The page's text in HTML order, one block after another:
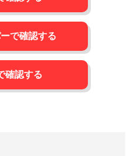
で確認する
確認する